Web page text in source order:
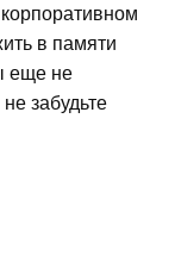
в памяти
еще не
забудьте